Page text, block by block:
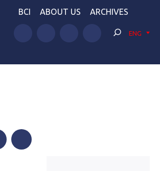
BCI ABOUT US ARCHIVES
ENG